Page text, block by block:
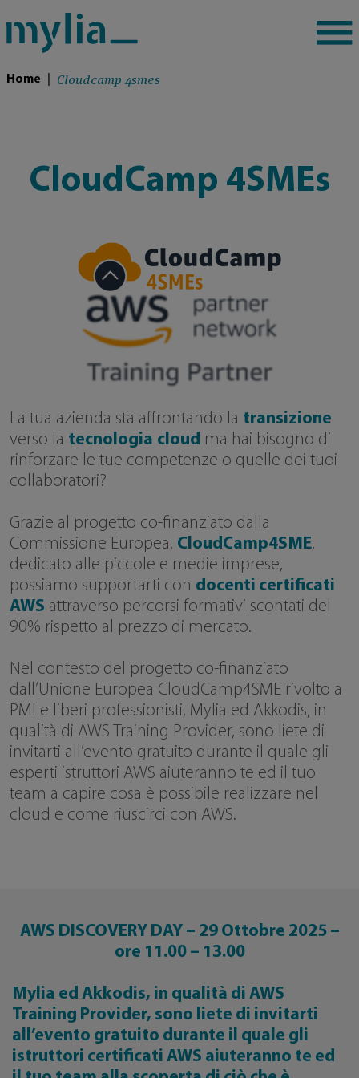
Home Cloudcamp 4smes
CloudCamp 4SMEs
La tua azienda sta affrontando la transizione
verso la tecnologia cloud ma hai bisogno di
rinforzare le tue competenze o quelle dei tuoi
collaboratori?
Grazie al progetto co-finanziato dalla
Commissione Europea, CloudCamp4SME,
dedicato alle piccole e medie imprese,
possiamo supportarti con docenti certificati
AWS attraverso percorsi formativi scontati del
90% rispetto al prezzo di mercato.
Nel contesto del progetto co-finanziato
dall’Unione Europea CloudCamp4SME rivolto a
PMI e liberi professionisti, Mylia ed Akkodis, in
qualità di AWS Training Provider, sono liete di
invitarti all’evento gratuito durante il quale gli
esperti istruttori AWS aiuteranno te ed il tuo
team a capire cosa è possibile realizzare nel
cloud e come riuscirci con AWS.
AWS DISCOVERY DAY – 29 Ottobre 2025 –
ore 11.00 – 13.00
Mylia ed Akkodis, in qualità di AWS
Training Provider, sono liete di invitarti
all’evento gratuito durante il quale gli
istruttori certificati AWS aiuteranno te ed